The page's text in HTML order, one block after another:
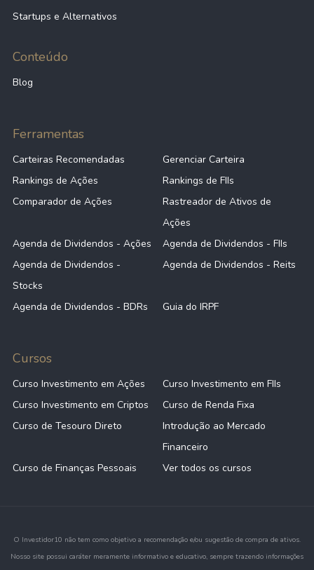
Startups e Alternativos
Conteúdo
Blog
Ferramentas
Carteiras Recomendadas
Gerenciar Carteira
Rankings de Ações
Rankings de FIIs
Comparador de Ações
Rastreador de Ativos de
Ações
Agenda de Dividendos - Ações
Agenda de Dividendos - FIIs
Agenda de Dividendos -
Stocks
Agenda de Dividendos - Reits
Agenda de Dividendos - BDRs Guia do IRPF
Cursos
Curso Investimento em Ações
Curso Investimento em FIIs
Curso Investimento em Criptos
Curso de Renda Fixa
Curso de Tesouro Direto
Introdução ao Mercado
Financeiro
Curso de Finanças Pessoais
Ver todos os cursos
O Investidor10 não tem como objetivo a recomendação e/ou sugestão de compra de ativos.
Nosso site possui caráter meramente informativo e educativo, sempre trazendo informações